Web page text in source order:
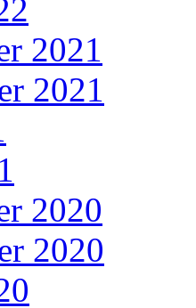
2021
2021
2020
2020